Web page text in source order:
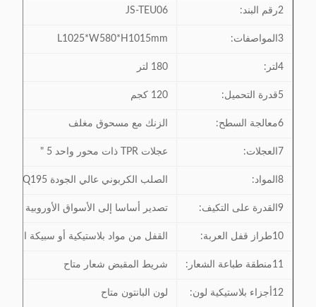
2رقم البند: JS-TEU06
3المواصفات: L1025*W580*H1015mm
4لتر: 180 لتر
5قدرة التحميل: 120 كجم
6معالجة السطح: الزنك مع مسحوق مغلف
7العجلات: عجلات TPR ذات محور واحد 5 "
8المواد: الصلب الكربوني عالي الجودة Q195
9القدرة على التكيف: تصدير أساسا إلى الأسواق الأوروبية
10طراز قفل العربة: القفل من مواد بلاستيكية أو سبيكة
11منطقة طباعة الشعار: شريط المقبض شعار متاح
12أجزاء بلاستيكية لون: لون البانتون متاح